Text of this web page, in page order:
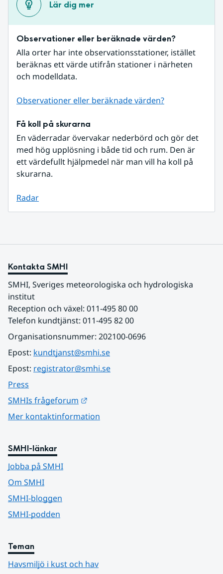
Lär dig mer
Observationer eller beräknade värden?
Alla orter har inte observationsstationer, istället
beräknas ett värde utifrån stationer i närheten
och modelldata.
Observationer eller beräknade värden?
Få koll på skurarna
En väderradar övervakar nederbörd och gör det
med hög upplösning i både tid och rum. Den är
ett värdefullt hjälpmedel när man vill ha koll på
skurarna.
Radar
Kontakta SMHI
SMHI, Sveriges meteorologiska och hydrologiska
institut
Reception och växel: 011-495 80 00
Telefon kundtjänst: 011-495 82 00
Organisationsnummer: 202100-0696
Epost: kundtjanst@smhi.se
Epost: registrator@smhi.se
Press
SMHIs frågeforum
Mer kontaktinformation
SMHI-länkar
Jobba på SMHI
Om SMHI
SMHI-bloggen
SMHI-podden
Teman
Havsmiljö i kust och hav